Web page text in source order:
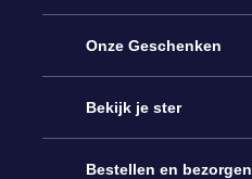
Service
Contact
Blog
Onze Geschenken
Online Star Gift
OSR Cadeaupakket
Bekijk je ster
Sterrenregister
Bestellen en bezorgen